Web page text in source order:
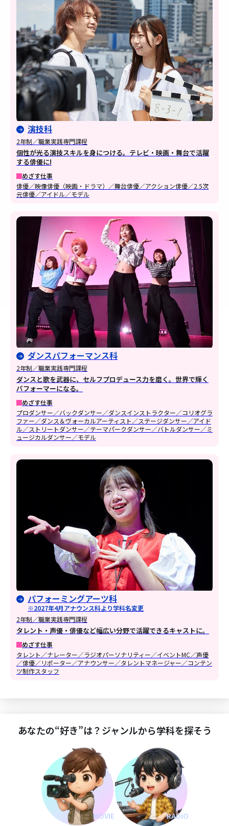
演技科
2年制／職業実践専門課程
個性が光る演技スキルを身につける。テレビ・映画・舞台で活躍
する俳優に!
めざす仕事
俳優／映像俳優（映画・ドラマ）／舞台俳優／アクション俳優／2.5次
元俳優／アイドル／モデル
ダンスパフォーマンス科
2年制／職業実践専門課程
ダンスと歌を武器に、セルフプロデュース力を磨く。世界で輝く
パフォーマーになる。
めざす仕事
プロダンサー／バックダンサー／ダンスインストラクター／コリオグラ
ファー／ダンス＆ヴォーカルアーティスト／ステージダンサー／アイド
ル／ストリートダンサー／テーマパークダンサー／バトルダンサー／ミ
ュージカルダンサー／モデル
パフォーミングアーツ科
※2027年4月アナウンス科より学科名変更
2年制／職業実践専門課程
タレント・声優・俳優など幅広い分野で活躍できるキャストに。
めざす仕事
タレント／ナレーター／ラジオパーソナリティー／イベントMC／声優
／俳優／リポーター／アナウンサー／タレントマネージャー／コンテン
ツ制作スタッフ
あなたの“好き”は？ジャンルから学科を探そう
MOVIE RADIO